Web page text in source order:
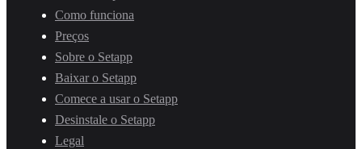
Como funciona
Preços
Sobre o Setapp
Baixar o Setapp
Comece a usar o Setapp
Desinstale o Setapp
Legal